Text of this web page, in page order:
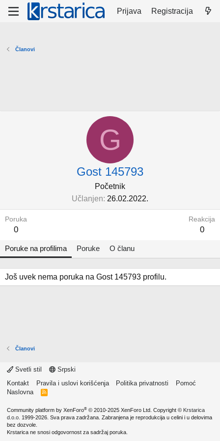
Prijava Registracija
Članovi
G
Gost 145793
Početnik
Učlanjen 26.02.2022.
Poruka
0
Reakcija
0
Poruke na profilima Poruke O članu
Još uvek nema poruka na Gost 145793 profilu.
Članovi
Svetli stil
Srpski
Kontakt
Pravila i uslovi korišćenja Politika privatnosti
Pomoć
Naslovna
R
Community platform by XenForo® © 2010-2025 XenForo Ltd. Copyright © Krstarica
d.o.o. 1999-2026. Sva prava zadržana. Zabranjena je reprodukcija u celini i u delovima
bez dozvole.
Krstarica ne snosi odgovornost za sadržaj poruka.